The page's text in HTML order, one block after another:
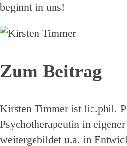
beginnt in uns!
Zum Beitrag
Kirsten Timmer ist lic.phil.
Psychotherapeutin in
weitergebildet u.a. in